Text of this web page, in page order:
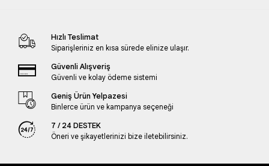
Hızlı Teslimat
Siparişleriniz en kısa sürede elinize ulaşır.
Güvenli Alışveriş
Güvenli ve kolay ödeme sistemi
Geniş Ürün Yelpazesi
Binlerce ürün ve kampanya seçeneği
7 / 24 DESTEK
Öneri ve şikayetlerinizi bize iletebilirsiniz.